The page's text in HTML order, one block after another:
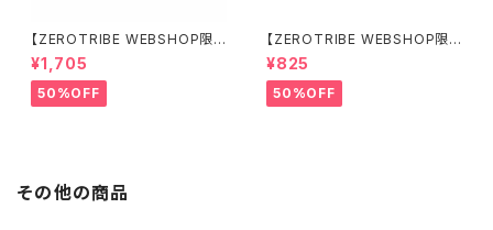
【ZEROTRIBE WEBSHOP限
定価格】RCM-BD11-TSE カ
ーボンツィーク スティックエンド
プレートセット YOKOMO BD11
用
¥1,705
50%OFF
【ZEROTRIBE WEBSHOP限
定価格】RCM-HRP-ZX-BD10
LCE Horizontalリアポストボ
ディマウンティングエクステンシ
ョンプレート Yokomo BD10L
¥825
50%OFF
その他の商品